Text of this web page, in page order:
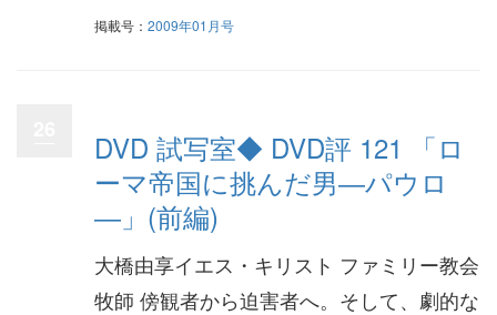
掲載号： 2009年01月号
DVD 試写室◆ DVD評 121 「ロ
ーマ帝国に挑んだ男―パウロ
―」(前編)
大橋由享イエス・キリスト ファミリー教会
牧師 傍観者から迫害者へ。そして、劇的な